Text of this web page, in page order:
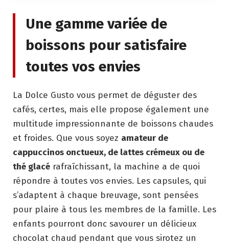
Une gamme variée de
boissons pour satisfaire
toutes vos envies
La Dolce Gusto vous permet de déguster des
cafés, certes, mais elle propose également une
multitude impressionnante de boissons chaudes
et froides. Que vous soyez amateur de
cappuccinos onctueux, de lattes crémeux ou de
thé glacé rafraîchissant, la machine a de quoi
répondre à toutes vos envies. Les capsules, qui
s’adaptent à chaque breuvage, sont pensées
pour plaire à tous les membres de la famille. Les
enfants pourront donc savourer un délicieux
chocolat chaud pendant que vous sirotez un